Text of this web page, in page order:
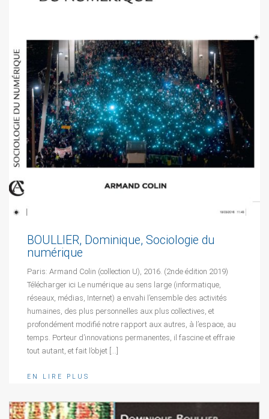
BOULLIER, Dominique, Sociologie du
numérique
Paris: Armand Colin (collection U), 2016. (2nde édition 2019)
Télécharger ici Le numérique au sens large (informatique,
réseaux, médias, Internet) a envahi l’ensemble des activités
humaines, des plus personnelles aux plus collectives, et
profondément modifié notre rapport aux autres, à l’espace, au
temps. Porteur d’innovations permanentes, il fascine et effraie
tout autant, et fait l’objet […]
EN LIRE PLUS